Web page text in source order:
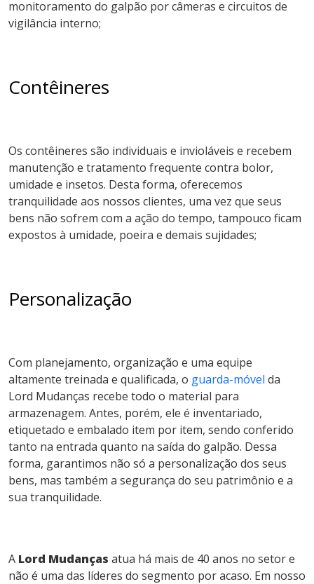
monitoramento do galpão por câmeras e circuitos de
vigilância interno;
Contêineres
Os contêineres são individuais e invioláveis e recebem
manutenção e tratamento frequente contra bolor,
umidade e insetos. Desta forma, oferecemos
tranquilidade aos nossos clientes, uma vez que seus
bens não sofrem com a ação do tempo, tampouco ficam
expostos à umidade, poeira e demais sujidades;
Personalização
Com planejamento, organização e uma equipe
altamente treinada e qualificada, o guarda-móvel da
Lord Mudanças recebe todo o material para
armazenagem. Antes, porém, ele é inventariado,
etiquetado e embalado item por item, sendo conferido
tanto na entrada quanto na saída do galpão. Dessa
forma, garantimos não só a personalização dos seus
bens, mas também a segurança do seu patrimônio e a
sua tranquilidade.
A Lord Mudanças atua há mais de 40 anos no setor e
não é uma das líderes do segmento por acaso. Em nosso